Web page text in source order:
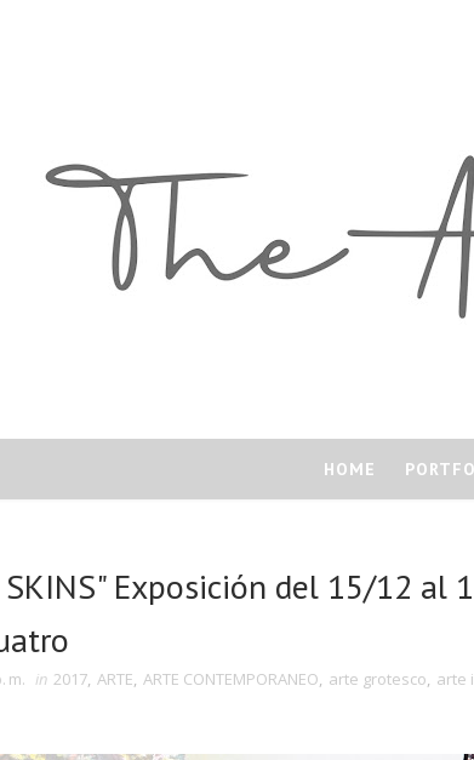
HOME
SKINS" Exposición del 15/12 al
m. in 2017, ARTE, ARTE CONTEMPORANEO, arte grotesco, arte